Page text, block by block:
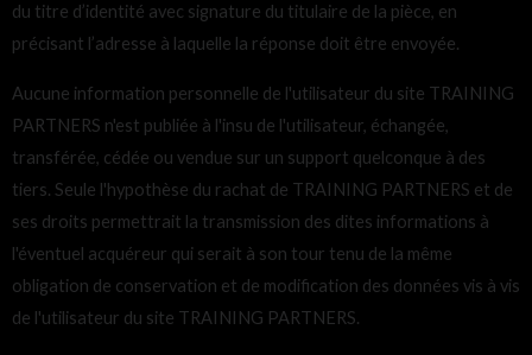
du titre d’identité avec signature du titulaire de la pièce, en
précisant l’adresse à laquelle la réponse doit être envoyée.
Aucune information personnelle de l'utilisateur du site TRAINING
PARTNERS n'est publiée à l'insu de l'utilisateur, échangée,
transférée, cédée ou vendue sur un support quelconque à des
tiers. Seule l'hypothèse du rachat de TRAINING PARTNERS et de
ses droits permettrait la transmission des dites informations à
l'éventuel acquéreur qui serait à son tour tenu de la même
obligation de conservation et de modification des données vis à vis
de l'utilisateur du site TRAINING PARTNERS.